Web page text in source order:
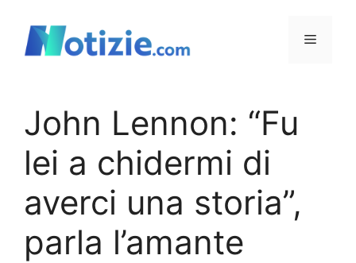
contenuto
Menu
John Lennon: “Fu
lei a chidermi di
averci una storia”,
parla l’amante